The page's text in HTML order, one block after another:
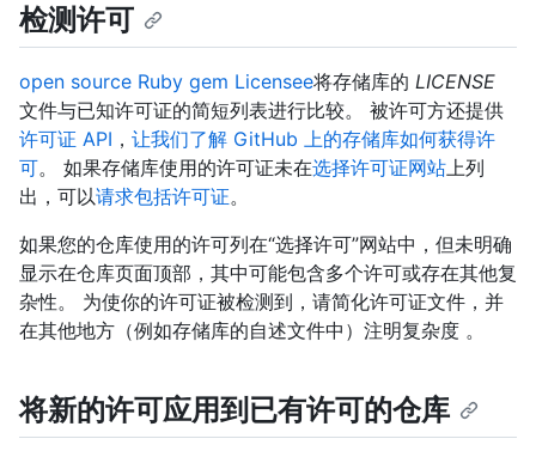
检测许可
open source Ruby gem Licensee将存储库的 LICENSE
文件与已知许可证的简短列表进行比较。 被许可方还提供
许可证 API ， 让我们了解 GitHub 上的存储库如何获得许
可。 如果存储库使用的许可证未在选择许可证网站 上列
出，可以请求包括许可证。
如果您的仓库使用的许可列在“选择许可”网站中，但未明确
显示在仓库页面顶部，其中可能包含多个许可或存在其他复
杂性。 为使你的许可证被检测到，请简化许可证文件，并
在其他地方（例如存储库的自述文件中）注明复杂度 。
将新的许可应用到已有许可的仓库